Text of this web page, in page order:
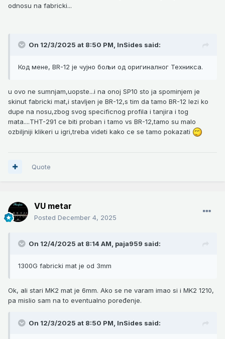
odnosu na fabricki...
On 12/3/2025 at 8:50 PM, InSides said:
Код мене, BR-12 је чујно бољи од оригиналног Техникса.
u ovo ne sumnjam,uopste...i na onoj SP10 sto ja spominjem je
skinut fabricki mat,i stavljen je BR-12,s tim da tamo BR-12 lezi ko
dupe na nosu,zbog svog specificnog profila i tanjira i tog
mata....THT-291 ce biti proban i tamo vs BR-12,tamo su malo
ozbiljniji klikeri u igri,treba videti kako ce se tamo pokazati
Quote
VU metar
Posted December 4, 2025
On 12/4/2025 at 8:14 AM, paja959 said:
1300G fabricki mat je od 3mm
Ok, ali stari MK2 mat je 6mm. Ako se ne varam imao si i MK2 1210,
pa mislio sam na to eventualno poređenje.
On 12/3/2025 at 8:50 PM, InSides said: